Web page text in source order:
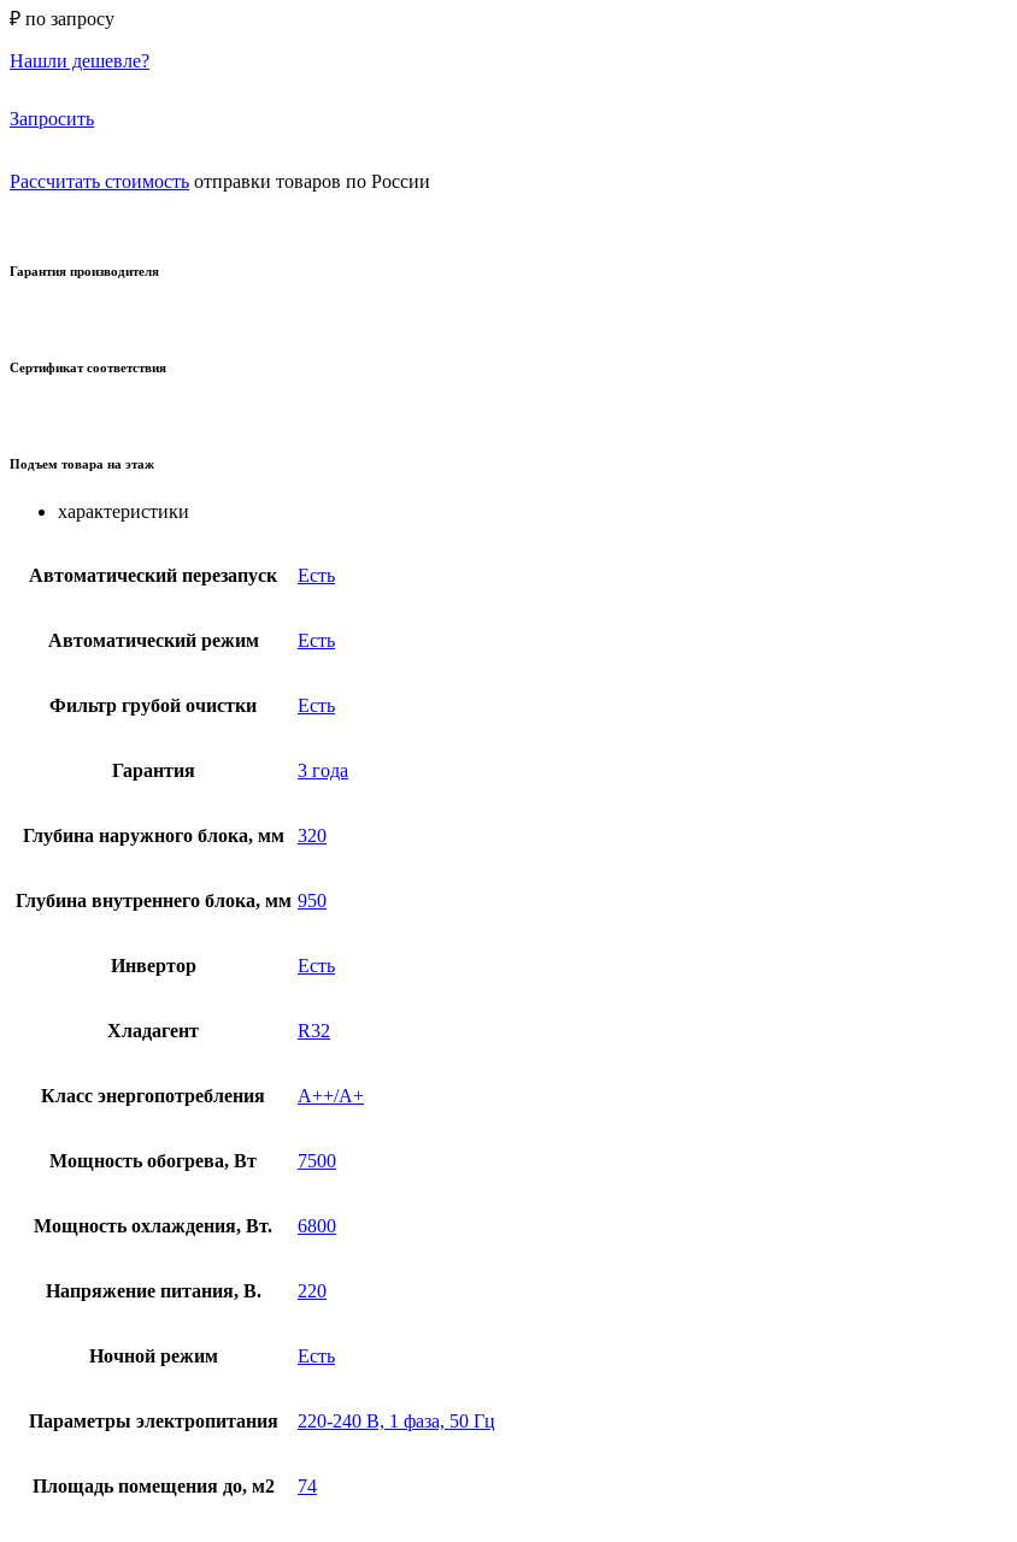
₽ по запросу
Нашли дешевле?
Запросить
Рассчитать стоимость отправки товаров по России
Гарантия производителя
Сертификат соответствия
Подъем товара на этаж
характеристики
Автоматический перезапуск Есть
Автоматический режим Есть
Фильтр грубой очистки Есть
Гарантия 3 года
Глубина наружного блока, мм 320
Глубина внутреннего блока, мм 950
Инвертор Есть
Хладагент R32
Класс энергопотребления A++/A+
Мощность обогрева, Вт 7500
Мощность охлаждения, Вт. 6800
Напряжение питания, В. 220
Ночной режим Есть
Параметры электропитания 220-240 В, 1 фаза, 50 Гц
Площадь помещения до, м2 74